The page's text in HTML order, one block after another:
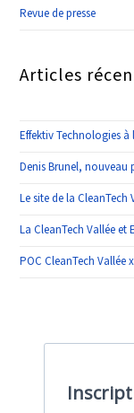
Revue de presse
Articles
Effektiv Technologies
Denis Brunel, nouveau
Le site de la CleanTech
La CleanTech Vallée
POC CleanTech